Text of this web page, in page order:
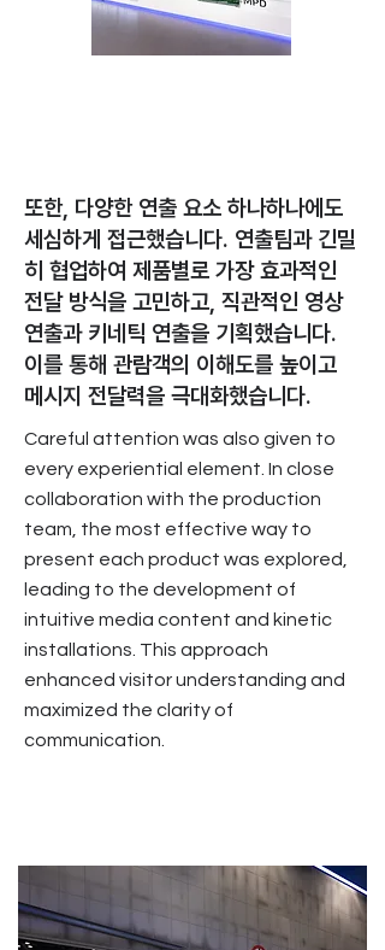
또한, 다양한 연출 요소 하나하나에도
세심하게 접근했습니다. 연출팀과 긴밀
히 협업하여 제품별로 가장 효과적인
전달 방식을 고민하고, 직관적인 영상
연출과 키네틱 연출을 기획했습니다.
이를 통해 관람객의 이해도를 높이고
메시지 전달력을 극대화했습니다.
Careful attention was also given to
every experiential element. In close
collaboration with the production
team, the most effective way to
present each product was explored,
leading to the development of
intuitive media content and kinetic
installations. This approach
enhanced visitor understanding and
maximized the clarity of
communication.